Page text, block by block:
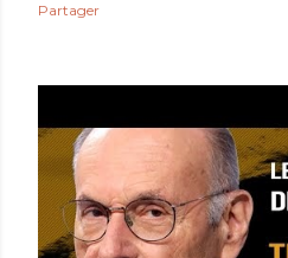
Partager